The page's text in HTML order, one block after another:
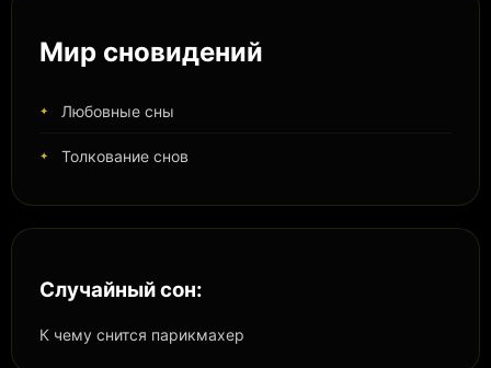
Мир сновидений
Любовные сны
Толкование снов
Случайный сон:
К чему снится парикмахер